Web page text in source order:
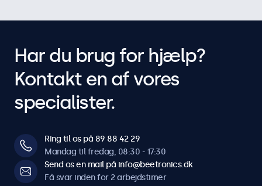
Har du brug for hjælp?
Kontakt en af vores
specialister.
Ring til os på 89 88 42 29
Mandag til fredag, 08:30 - 17:30
Send os en mail på info@beetronics.dk
Få svar inden for 2 arbejdstimer